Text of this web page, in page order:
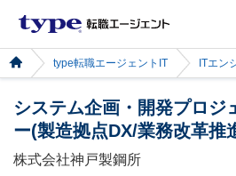
type転職エージェントIT ITエン
システム企画・開発プロジ
ー(製造拠点DX/業務改革推
株式会社神戸製鋼所